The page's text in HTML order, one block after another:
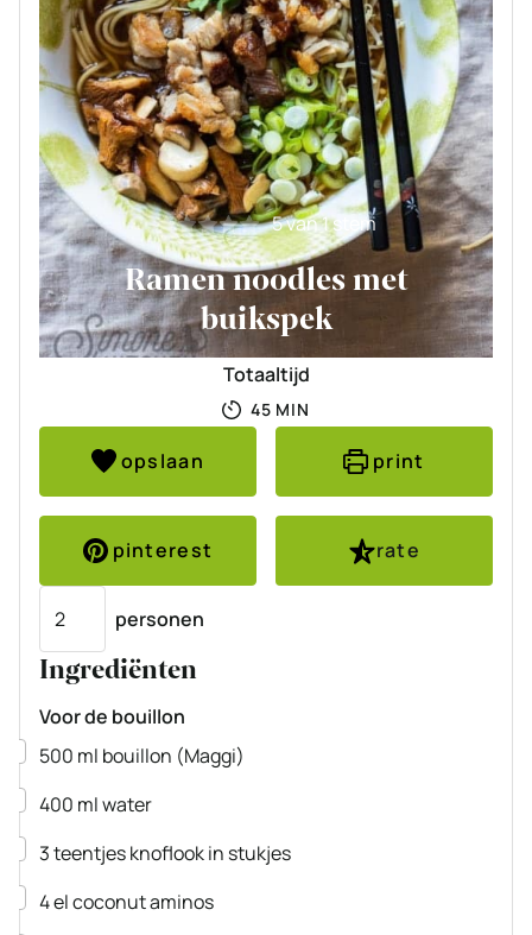
5van 1 stem
Ramen noodles met
buikspek
Totaaltijd
45MINUTEN
MIN
opslaan print
pinterest
rate
personen
Ingrediënten
Voor de bouillon
▢
500 ml bouillon (Maggi)
▢
400 mlwater
▢
3teentjesknoflookin stukjes
▢
4elcoconut aminos